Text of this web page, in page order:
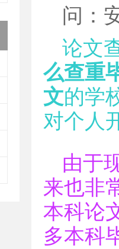
问：
论文
么查重
文的学
对个人
由于
来也非
本科论
多本科